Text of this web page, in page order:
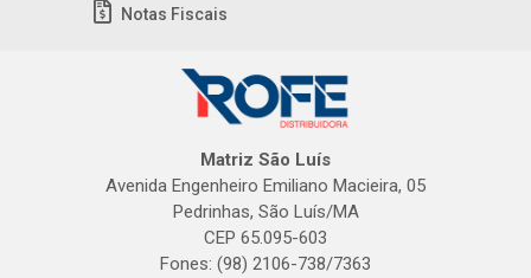
Notas Fiscais
Matriz São Luís
Avenida Engenheiro Emiliano Macieira, 05
Pedrinhas, São Luís/MA
CEP 65.095-603
Fones: (98) 2106-738/7363